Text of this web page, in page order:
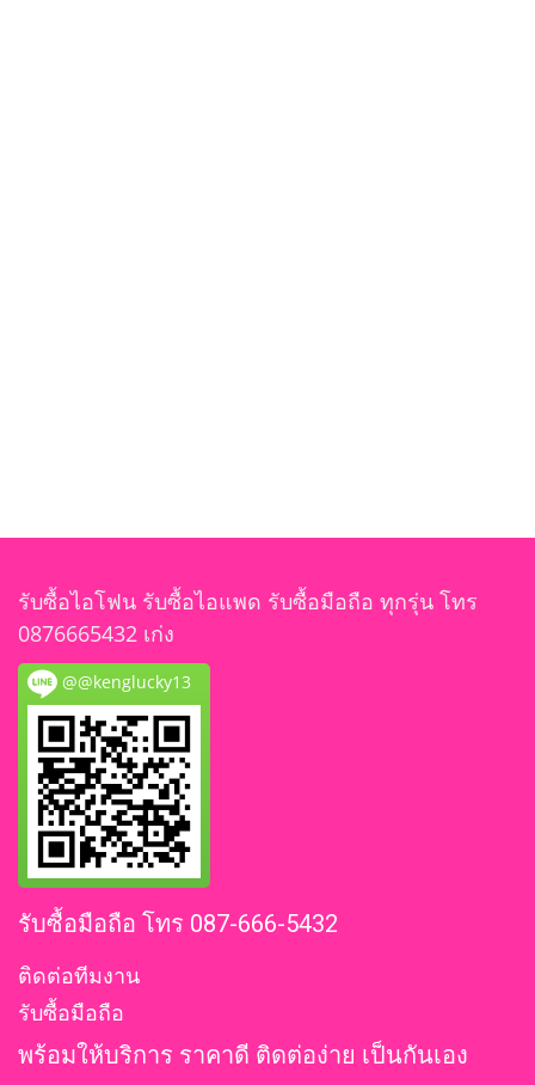
รับซื้อไอโฟน รับซื้อไอแพด รับซื้อมือถือ ทุกรุ่น โทร
0876665432 เก่ง
@@kenglucky13
รับซื้อมือถือ โทร 087-666-5432
ติดต่อทีมงาน
รับซื้อมือถือ
พร้อมให้บริการ ราคาดี ติดต่อง่าย เป็นกันเอง